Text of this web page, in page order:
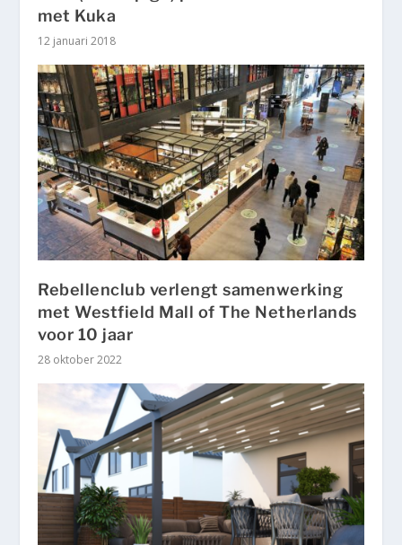
met Kuka
12 januari 2018
Rebellenclub verlengt samenwerking
met Westfield Mall of The Netherlands
voor 10 jaar
28 oktober 2022